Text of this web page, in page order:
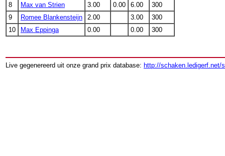
8
Max van Strien 3.00 0.00 6.00
300
9
Romee Blankensteijn 2.00 3.00
300
10
Max Eppinga 0.00 0.00 300
Live gegenereerd uit onze grand prix database: http://schaken.ledigerf.net/